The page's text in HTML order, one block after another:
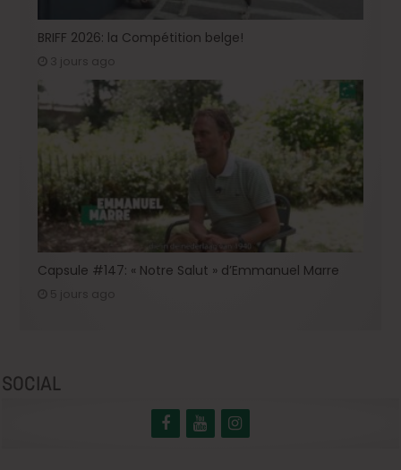
BRIFF 2026: la Compétition belge!
3 jours ago
Capsule #147: « Notre Salut » d’Emmanuel Marre
SOCIAL